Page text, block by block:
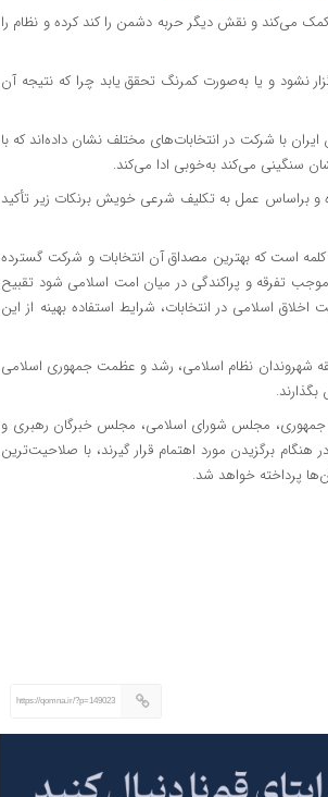
می‌کند و نقش دیگر حربه دشمن را کند کرده و نظام را
نشود و یا به‌صورت کمرنگ تحقق یابد چرا که نتیجه آن
ایران با شرکت در انتخابات‌های مختلف نشان داده‌اند که با
سنگینی می‌کند به‌خوبی ادا می‌‌کند.
و براساس عمل به تکلیف شرعی خویش برنکات زیر تأکید
است که بهترین مصداق آن انتخابات و شرکت گسترده
تفرقه و پراکندگی در میان امت اسلامی شود تقبیح
اسلامی در انتخابات، شرایط استفاده بهینه از این
شهروندان نظام اسلامی، رشد و عظمت جمهوری اسلامی
جمهوری، مجلس شورای اسلامی، مجلس خبرگان رهبری و
برگزیدن مورد اهتمام قرار گیرند، با صلاحیت‌ترین
پرداخته خواهد شد.
https://qomna.ir/?p=149023